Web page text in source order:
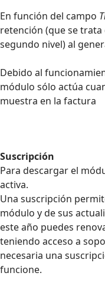
En función del campo
retención (que se
segundo nivel) al
Debido al
módulo sólo actúa
muestra en la factura
Suscripción
Para descargar el
activa.
Una suscripción
módulo y de sus
este año puedes
teniendo acceso a
necesaria una
funcione.